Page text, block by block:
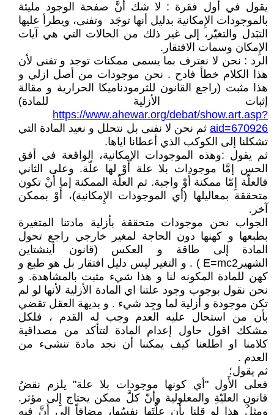
يقول في أول فقرة : لا شك أَنَّ صفحة الوجود مليئة
بالموجودات الإِمكانية بدليل أنها توجَد وتفنى، ويطرأ عليها
التبَدل والتغيّر، إلى غير ذلك من الحالات التي هي آيات
الإِمكان وسمات الافتقار.
الرد : نحن لا نعترف بما يسمى ممكنات توجد و تفنى لأن
هذا الكلام خطأ فادح . نحن موجودات من أصل ازلي و
هذا مثبت (راجع القانون للثرمودناميكا الحرارية و مقالة
إثبات الأزلية للمادة)
https://www.ahewar.org/debat/show.art.asp?
aid=670926 ثم نحن لا نفنى بل نتحلل و نعيد المادة التي
تشكلنا إلى الكوكب الذي أعطانا اياها.
ثم يقول :وهذه الموجودات الإمكانية، الواقعة في أفق
الحس إمَّا موجودات بلا علة أَوْ لها علّة. وعلى الثاني
فالعلّة إِمّا ممكنة أَوْ واجبة. ثم العلّة الممكنة إما أَنْ تكون
متحققة بمعاليلها (أي الموجودات الإِمكانية)، أَوْ بممكن
آخر.
الجواب نحن موجودات متحققة بأزلية مادتنا المتغيرة
بطبعها و كهنها دون الحاجة لمغير خارجي راجع تحول
المادة إلى طاقة و العكس (قانون أينشتاين
الشهيرE=mc2 ) . و التغير ليس دليل افتقار بل هو طبع و
كهن للمادة المكونه لنا و هذا شيء مثبت بالمشاهدة. و
نحن نقول بوجوب وجود علتنا اي المادة الأزلية لأنها لو لم
تكن موجودة و أزلية لما وجِد شيء . و بديهة العقل تقضي
بأن من استحال عليه العدم وجب له القدم ، فلكل
مشكك اقول حاول إعدام المادة لتتأكد من مصداقية
كلامنا او اطلعنا كيف يمكننا أن نجد مادة تنشىء من
العدم .
ثم يقول؛
فعلى الأَول "أي كونها موجودات بلا علة" يلزم نقضُ
قانونِ العليّةِ والمعلولية وأنّ كلَّ ممكن يحتاج إِلى مؤثر.
ومثلُ هذا لو قلنا بأن علَّتَها نفسُها، مضافاً إلى أَنَّ فيه